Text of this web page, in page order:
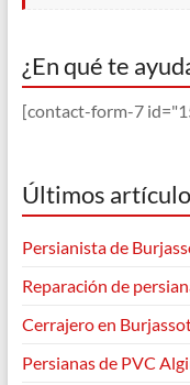
¿En qué te
[contact-form-7
Últimos
Persianista de
Reparación de
Cerrajero en
Persianas de PVC